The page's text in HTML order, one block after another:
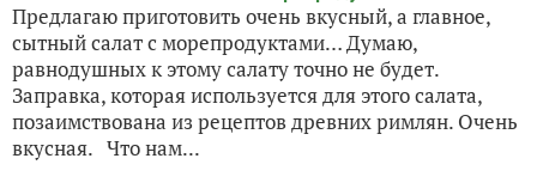
Предлагаю приготовить очень вкусный, а главное,
сытный салат с морепродуктами… Думаю,
равнодушных к этому салату точно не будет.
Заправка, которая используется для этого салата,
позаимствована из рецептов древних римлян. Очень
вкусная. Что нам...